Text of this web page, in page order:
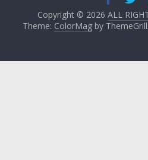
Copyright © 2026 ALL
Theme: ColorMagby